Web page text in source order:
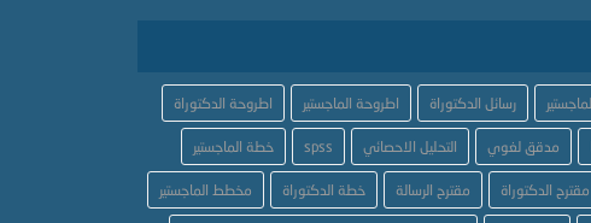
رسائل الدكتوراة اطروحة الماجستير اطروحة الدكتوراة
مدقق لغوي التحليل الاحصائي spss خطة الماجستير
مقترح الدكتوراة مقترح الرسالة خطة الدكتوراة مخطط الماجستير